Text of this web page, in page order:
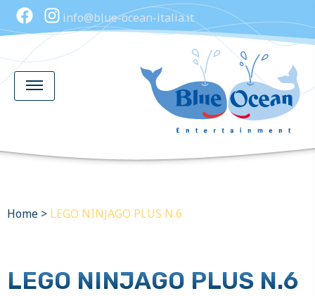
info@blue-ocean-italia.it
Home > LEGO NINJAGO PLUS N.6
LEGO NINJAGO PLUS N.6